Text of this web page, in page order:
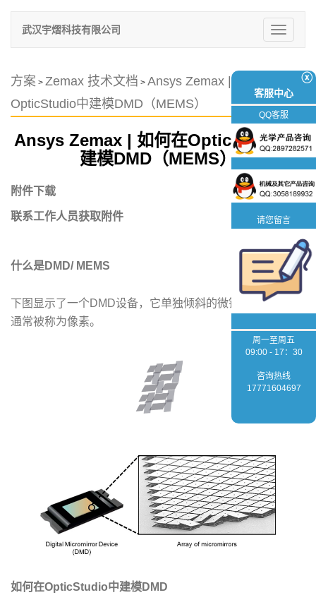
切
换
武汉宇熠科技有限公司
方案 > Zemax 技术文档 > Ansys Zemax | 如何在
OpticStudio中建模DMD（MEMS）
Ansys Zemax | 如何在OpticStudio中
建模DMD（MEMS）
附件下载
联系工作人员获取附件
什么是DMD/ MEMS
下图显示了一个DMD设备，它单独倾斜的微镜组成。镜子
通常被称为像素。
如何在OpticStudio中建模DMD
ⓧ
客服中心
QQ客服
请您留言
周一至周五
09:00 - 17：30
咨询热线
17771604697